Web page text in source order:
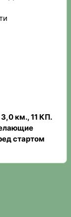
км., 11 КП.
стартом